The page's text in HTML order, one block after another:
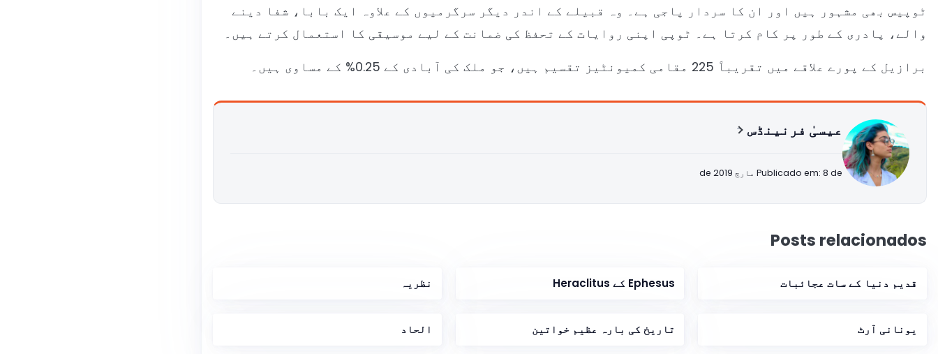
ٹوپیس بھی مشہور ہیں اور ان کا سردار پاجی ہے۔ وہ قبیلے کے اندر دیگر سرگرمیوں کے علاوہ ایک بابا، شفا دینے
والے، پادری کے طور پر کام کرتا ہے۔ ٹوپی اپنی روایات کے تحفظ کی ضمانت کے لیے موسیقی کا استعمال کرتے ہیں۔
برازیل کے پورے علاقے میں تقریباً 225 مقامی کمیونٹیز تقسیم ہیں، جو ملک کی آبادی کے 0.25% کے مساوی ہیں۔
عیسیٰ فرنینڈس
Publicado em: 8 de مارچ de 2019
Posts relacionados
قدیم دنیا کے سات عجائبات Ephesus کے Heraclitus نظریہ
یونانی آرٹ تاریخ کی بارہ عظیم خواتین الحاد